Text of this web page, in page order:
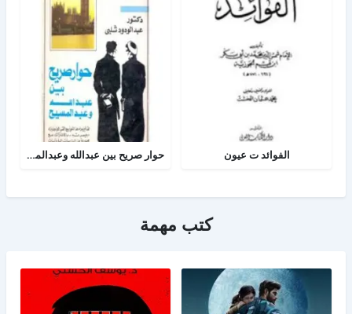
الفوائد ت عيون حوار صريح بين عبدالله وعبدالمسيح
كتب مهمة